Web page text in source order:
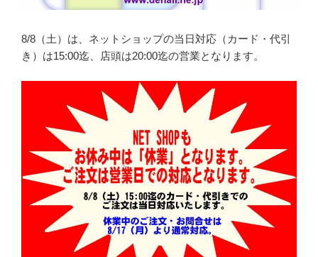
8/8（土）は、ネットショップの当日対応（カード・代引
き）は15:00迄、店頭は20:00迄の営業となります。